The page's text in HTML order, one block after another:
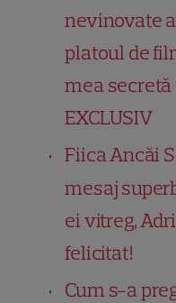
nevinovate
platoul de
mea secretă
EXCLUSIV
Fiica Ancăi
mesaj
ei vitreg,
felicitat!
Cum s-a